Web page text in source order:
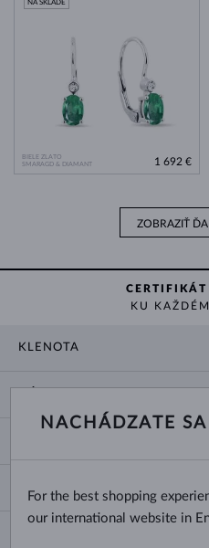
BIELE ZLATO
SMARAGD & DIAMANT
NA SKLADE
1 692 €
ZOBRAZIŤ
CERTIFIKÁT
KU
KLENOTA
O NÁS
DODANIE A PLATBA ZA TOVAR
VÝBER SVADOBNÝCH OBRÚČOK
CERTIFIKÁTY PRAVOSTI
TYPY A DĹŽKY RETIAZOK
DĹŽKY NÁRAMKOV
Slovensko
NACHÁDZATE
For the best shopping
our international website in